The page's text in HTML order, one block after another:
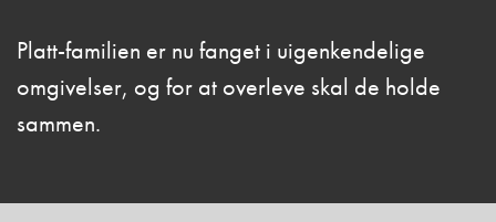
Platt-familien er nu fanget i uigenkendelige
omgivelser, og for at overleve skal de holde
sammen.